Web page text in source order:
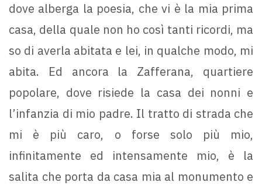
dove alberga la poesia, che vi è la mia prima
casa, della quale non ho così tanti ricordi, ma
so di averla abitata e lei, in qualche modo, mi
abita. Ed ancora la Zafferana, quartiere
popolare, dove risiede la casa dei nonni e
l’infanzia di mio padre. Il tratto di strada che
mi è più caro, o forse solo più mio,
infinitamente ed intensamente mio, è la
salita che porta da casa mia al monumento e